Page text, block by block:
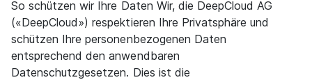
So schützen wir Ihre Daten Wir, die DeepCloud AG
(«DeepCloud») respektieren Ihre Privatsphäre und
schützen Ihre personenbezogenen Daten
entsprechend den anwendbaren
Datenschutzgesetzen. Dies ist die